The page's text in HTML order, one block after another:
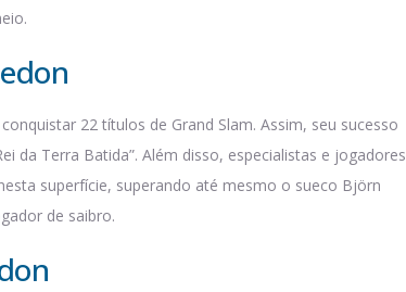
22 títulos de Grand Slam. Assim, seu sucesso
da Terra Batida”. Além disso, especialistas e jogadores
superfície, superando até mesmo o sueco Björn
de saibro.